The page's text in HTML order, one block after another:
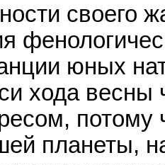
своего
юных
хода
потому
планеты,